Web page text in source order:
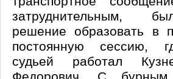
затруднительным,
решение образовать в
постоянную сессию,
судьей работал
Федорович.
С